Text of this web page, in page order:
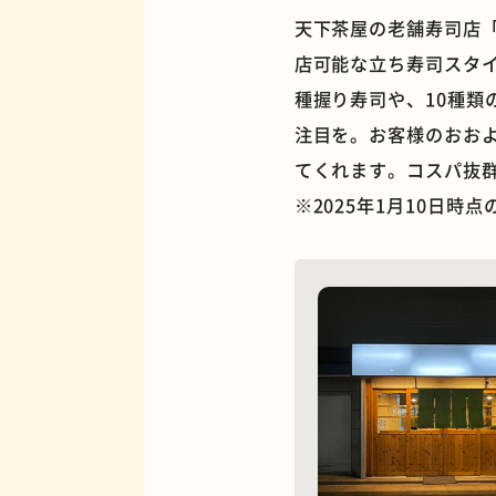
欧風カレー
天下茶屋の老舗寿司店
店可能な立ち寿司スタ
種握り寿司や、10種類
注目を。お客様のおお
てくれます。コスパ抜
※2025年1月10日時点